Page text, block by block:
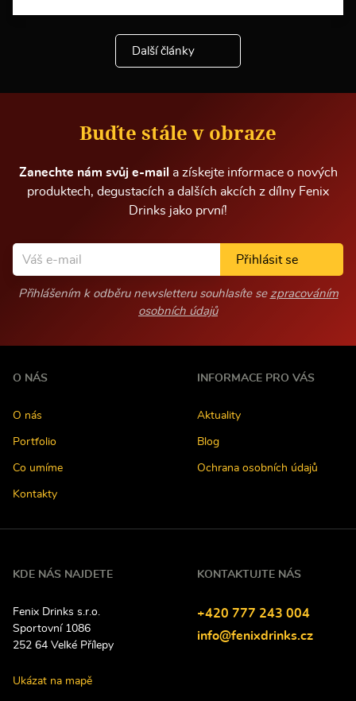
e
i
n
o
m
a
Další články
Buďte stále v obraze
Zanechte nám svůj e-mail
a získejte informace o nových
produktech, degustacích a dalších akcích z dílny Fenix
Drinks jako první!
Přihlásit se
Přihlášením k odběru newsletteru souhlasíte se zpracováním
osobních údajů
O NÁS
O nás
Portfolio
Co umíme
Kontakty
INFORMACE PRO VÁS
Aktuality
Blog
Ochrana osobních údajů
KDE NÁS NAJDETE
Fenix Drinks s.r.o.
Sportovní 1086
252 64 Velké Přílepy
Ukázat na mapě
KONTAKTUJTE NÁS
Telefon:
+420 777 243 004
E-
info@fenixdrinks.cz